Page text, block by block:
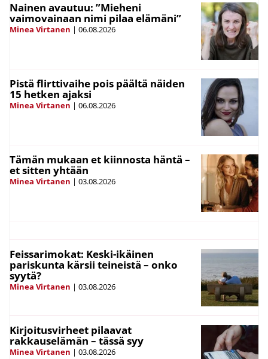
Nainen avautuu: ”Mieheni
vaimovainaan nimi pilaa elämäni”
Minea Virtanen | 06.08.2026
Pistä flirttivaihe pois päältä näiden
15 hetken ajaksi
Minea Virtanen | 06.08.2026
Tämän mukaan et kiinnosta häntä –
et sitten yhtään
Minea Virtanen | 03.08.2026
Feissarimokat: Keski-ikäinen
pariskunta kärsii teineistä – onko
syytä?
Minea Virtanen | 03.08.2026
Kirjoitusvirheet pilaavat
rakkauselämän – tässä syy
Minea Virtanen | 03.08.2026